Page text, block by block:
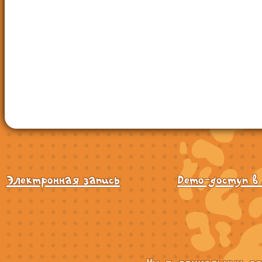
Электронная запись Demo-доступ